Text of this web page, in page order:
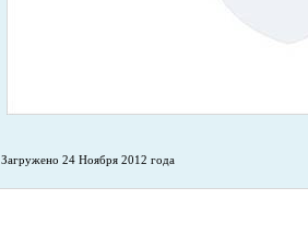
Загружено 24 Ноября 2012 года